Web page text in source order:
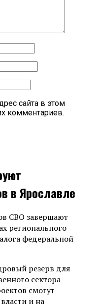
сайта в этом
комментариев.
в Ярославле
СВО завершают
регионального
федеральной
резерв для
сектора
смогут
и на